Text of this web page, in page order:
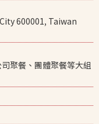
600001, Taiwan
聚餐、團體聚餐等大組